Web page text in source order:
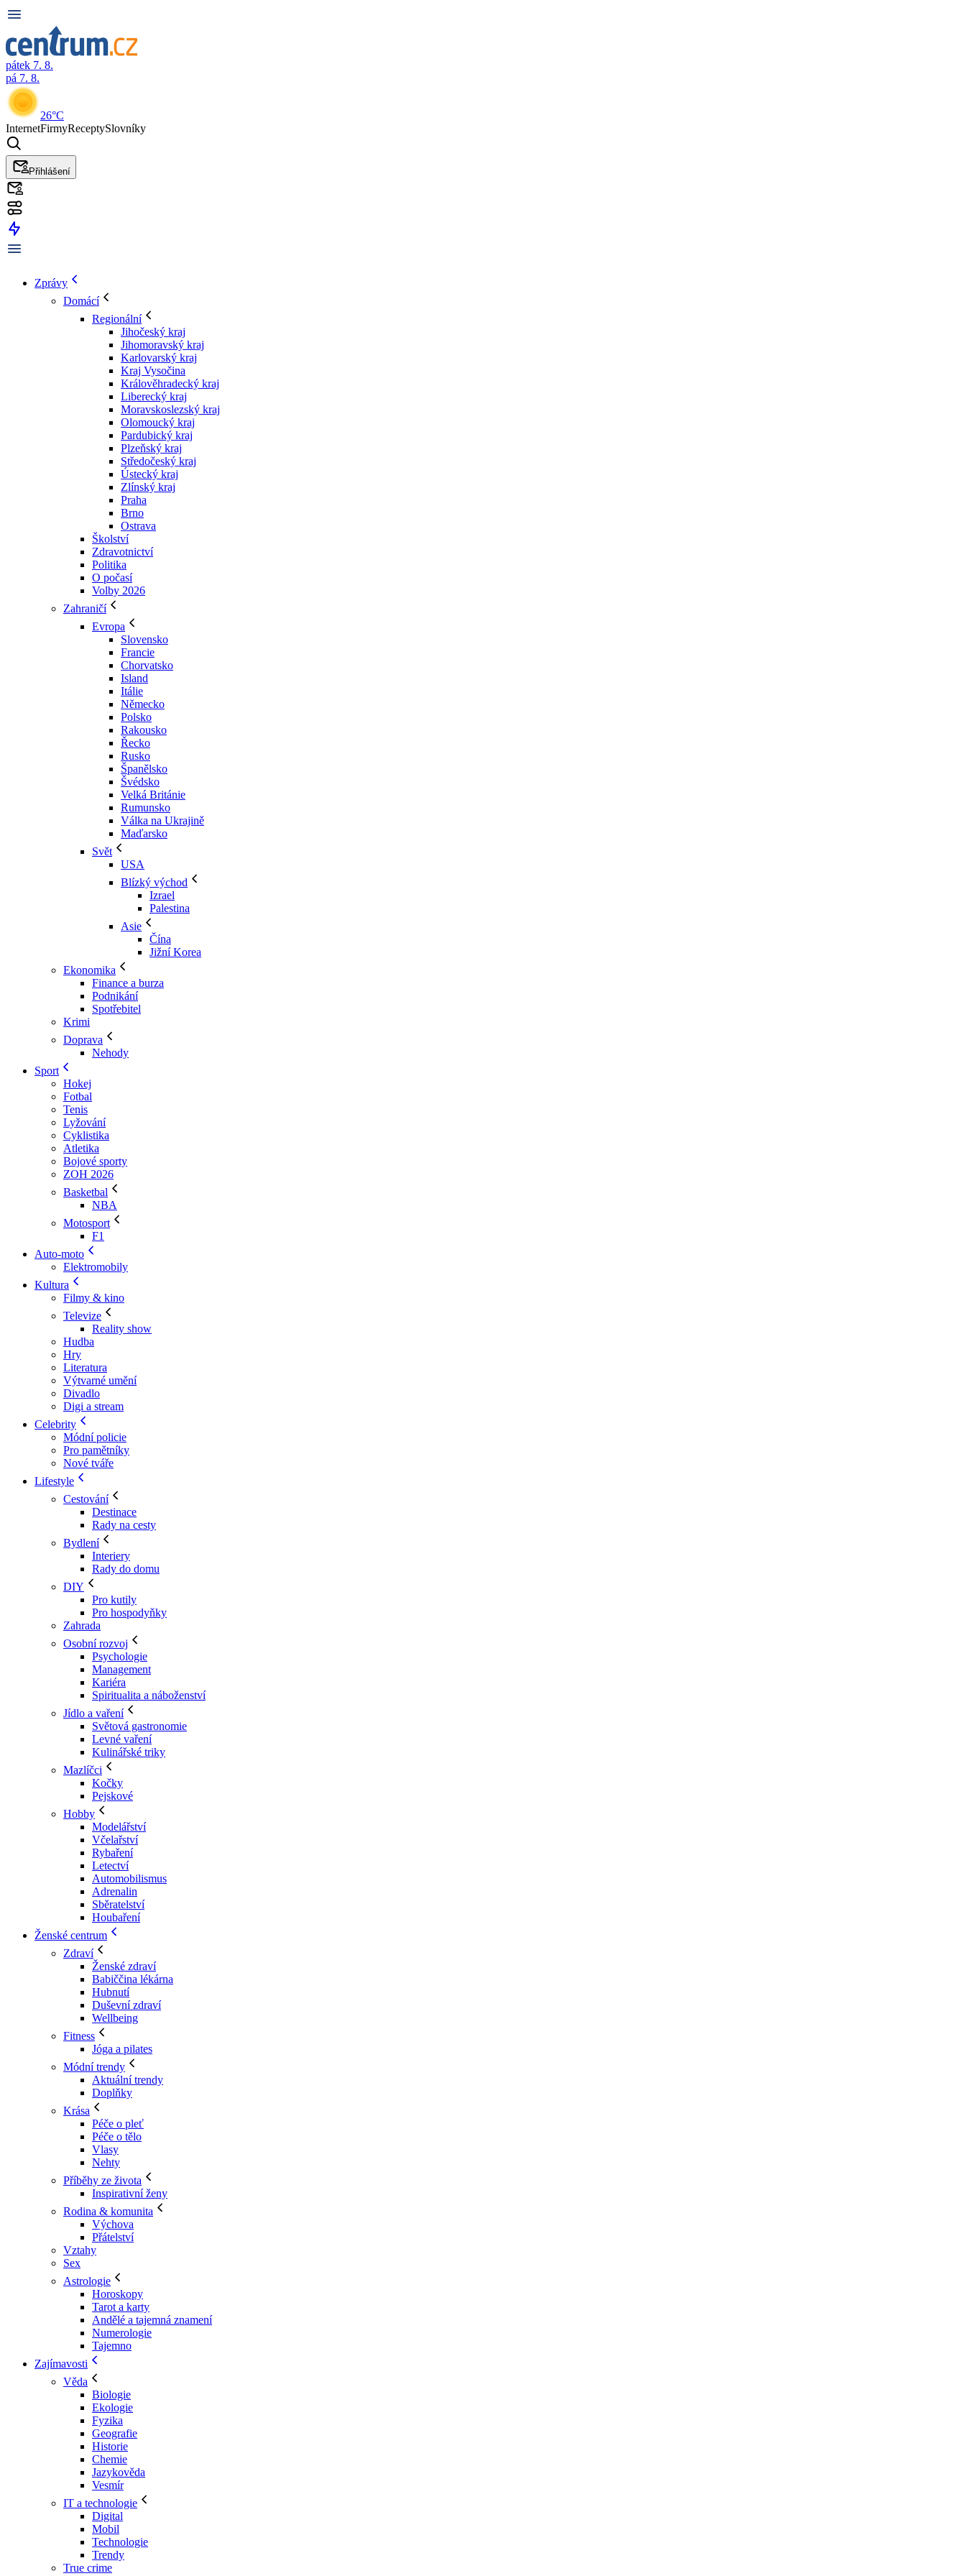
pátek 7. 8.
pá 7. 8.
26°C
InternetFirmyReceptySlovníky
Přihlášení
Zprávy
Domácí
Regionální
Jihočeský kraj
Jihomoravský kraj
Karlovarský kraj
Kraj Vysočina
Králověhradecký kraj
Liberecký kraj
Moravskoslezský kraj
Olomoucký kraj
Pardubický kraj
Plzeňský kraj
Středočeský kraj
Ústecký kraj
Zlínský kraj
Praha
Brno
Ostrava
Školství
Zdravotnictví
Politika
O počasí
Volby 2026
Zahraničí
Evropa
Slovensko
Francie
Chorvatsko
Island
Itálie
Německo
Polsko
Rakousko
Řecko
Rusko
Španělsko
Švédsko
Velká Británie
Rumunsko
Válka na Ukrajině
Maďarsko
Svět
USA
Blízký východ
Izrael
Palestina
Asie
Čína
Jižní Korea
Ekonomika
Finance a burza
Podnikání
Spotřebitel
Krimi
Doprava
Nehody
Sport
Hokej
Fotbal
Tenis
Lyžování
Cyklistika
Atletika
Bojové sporty
ZOH 2026
Basketbal
NBA
Motosport
F1
Auto-moto
Elektromobily
Kultura
Filmy & kino
Televize
Reality show
Hudba
Hry
Literatura
Výtvarné umění
Divadlo
Digi a stream
Celebrity
Módní policie
Pro pamětníky
Nové tváře
Lifestyle
Cestování
Destinace
Rady na cesty
Bydlení
Interiery
Rady do domu
DIY
Pro kutily
Pro hospodyňky
Zahrada
Osobní rozvoj
Psychologie
Management
Kariéra
Spiritualita a náboženství
Jídlo a vaření
Světová gastronomie
Levné vaření
Kulinářské triky
Mazlíčci
Kočky
Pejskové
Hobby
Modelářství
Včelařství
Rybaření
Letectví
Automobilismus
Adrenalin
Sběratelství
Houbaření
Ženské centrum
Zdraví
Ženské zdraví
Babiččina lékárna
Hubnutí
Duševní zdraví
Wellbeing
Fitness
Jóga a pilates
Módní trendy
Aktuální trendy
Doplňky
Krása
Péče o pleť
Péče o tělo
Vlasy
Nehty
Příběhy ze života
Inspirativní ženy
Rodina & komunita
Výchova
Přátelství
Vztahy
Sex
Astrologie
Horoskopy
Tarot a karty
Andělé a tajemná znamení
Numerologie
Tajemno
Zajímavosti
Věda
Biologie
Ekologie
Fyzika
Geografie
Historie
Chemie
Jazykověda
Vesmír
IT a technologie
Digital
Mobil
Technologie
Trendy
True crime